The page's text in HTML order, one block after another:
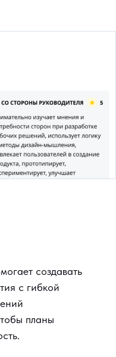
создавать
с гибкой
планы